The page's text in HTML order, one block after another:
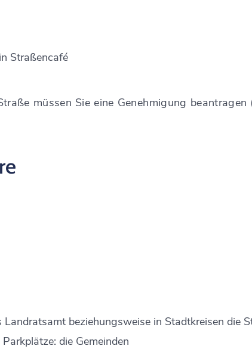
Straßencafé
müssen Sie eine Genehmigung beantragen
beziehungsweise in Stadtkreisen die
die Gemeinden